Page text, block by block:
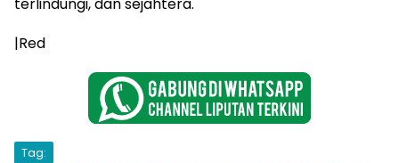
terlindungi, dan sejahtera.
|Red
Tag: